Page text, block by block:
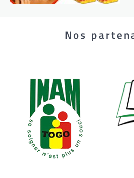
Nos